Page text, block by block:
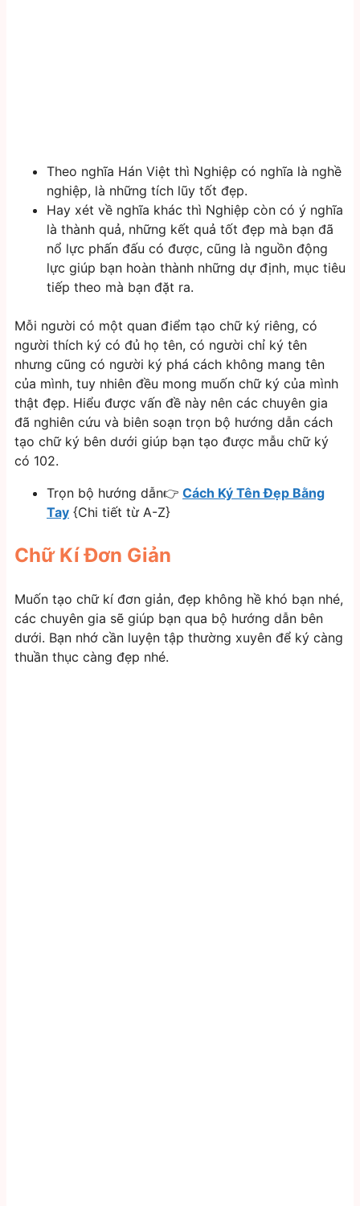
Theo nghĩa Hán Việt thì Nghiệp có nghĩa là nghề
nghiệp, là những tích lũy tốt đẹp.
Hay xét về nghĩa khác thì Nghiệp còn có ý nghĩa
là thành quả, những kết quả tốt đẹp mà bạn đã
nổ lực phấn đấu có được, cũng là nguồn động
lực giúp bạn hoàn thành những dự định, mục tiêu
tiếp theo mà bạn đặt ra.
Mỗi người có một quan điểm tạo chữ ký riêng, có
người thích ký có đủ họ tên, có người chỉ ký tên
nhưng cũng có người ký phá cách không mang tên
của mình, tuy nhiên đều mong muốn chữ ký của mình
thật đẹp. Hiểu được vấn đề này nên các chuyên gia
đã nghiên cứu và biên soạn trọn bộ hướng dẫn cách
tạo chữ ký bên dưới giúp bạn tạo được mẫu chữ ký
có 102.
Trọn bộ hướng dẫn👉 Cách Ký Tên Đẹp Bằng
Tay {Chi tiết từ A-Z}
Chữ Kí Đơn Giản
Muốn tạo chữ kí đơn giản, đẹp không hề khó bạn nhé,
các chuyên gia sẽ giúp bạn qua bộ hướng dẫn bên
dưới. Bạn nhớ cần luyện tập thường xuyên để ký càng
thuần thục càng đẹp nhé.